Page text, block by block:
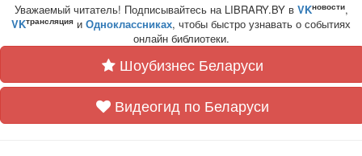
Уважаемый читатель! Подписывайтесь на LIBRARY.BY в VKновости,
VKтрансляция и Одноклассниках, чтобы быстро узнавать о событиях
онлайн библиотеки.
Шоубизнес Беларуси
Видеогид по Беларуси